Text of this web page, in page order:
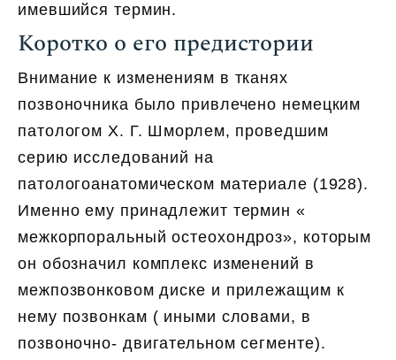
имевшийся термин.
Коротко о его предистории
Внимание к изменениям в тканях
позвоночника было привлечено немецким
патологом Х. Г. Шморлем, проведшим
серию исследований на
патологоанатомическом материале (1928).
Именно ему принадлежит термин «
межкорпоральный остеохондроз», которым
он обозначил комплекс изменений в
межпозвонковом диске и прилежащим к
нему позвонкам ( иными словами, в
позвоночно- двигательном сегменте).